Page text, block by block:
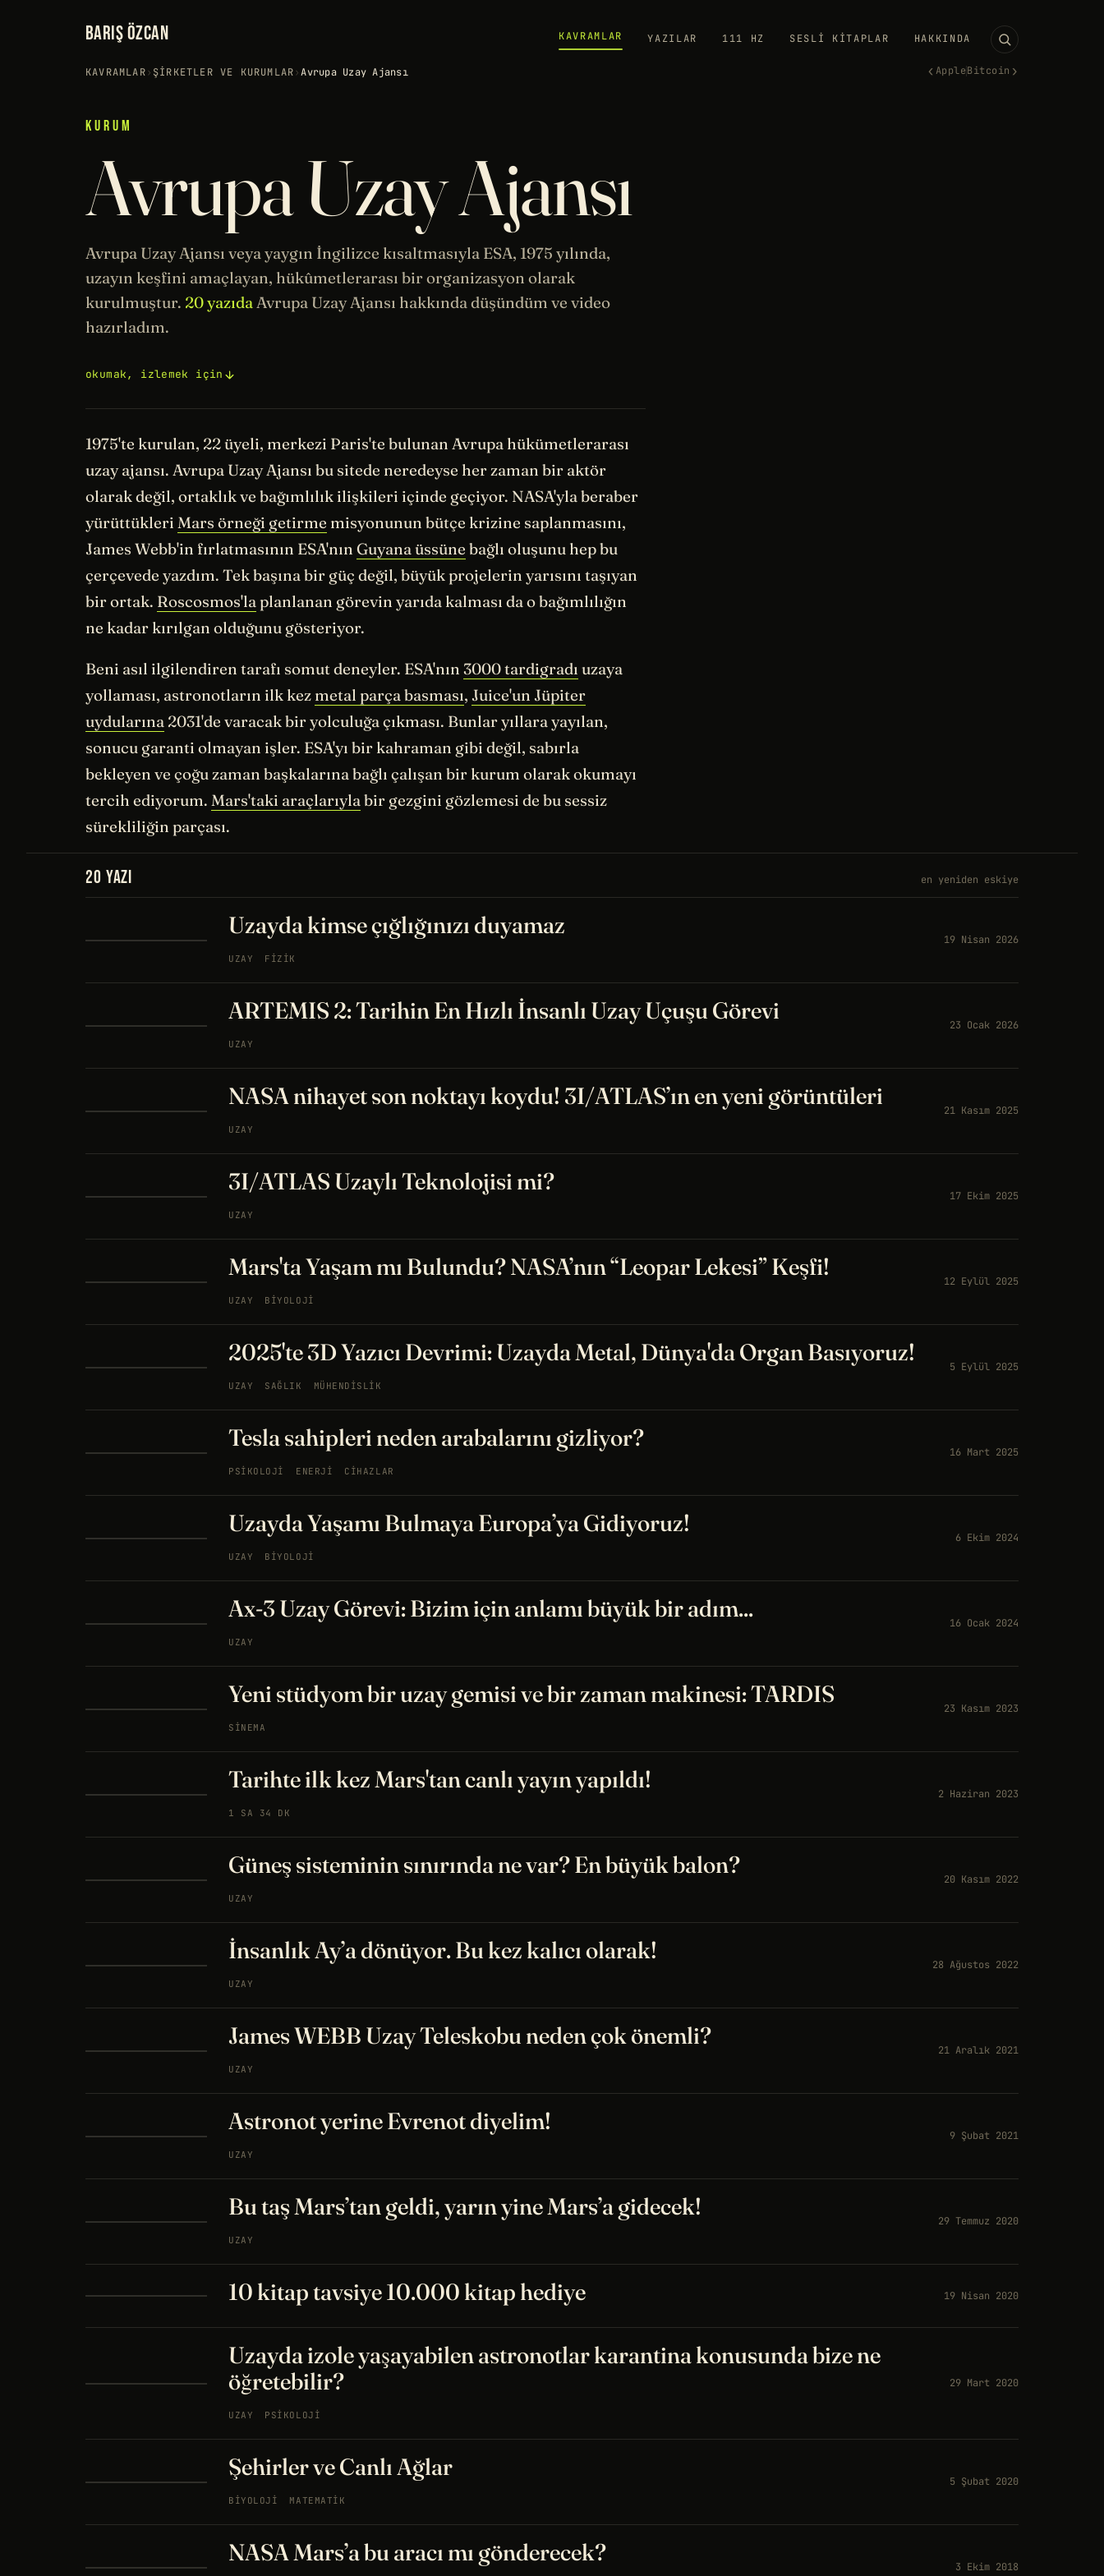
BARIŞ ÖZCAN KAVRAMLAR YAZILAR 111 HZ SESLI KITAPLAR HAKKINDA
KAVRAMLAR› ŞIRKETLER VE KURUMLAR›Avrupa Uzay Ajansı ‹AppleBitcoin ›
KURUM
Avrupa Uzay Ajansı
Avrupa UzayAjansı veya yaygın İngilizce kısaltmasıyla ESA, 1975 yılında,
uzayın keşfini amaçlayan, hükûmetlerarası bir organizasyon olarak
kurulmuştur. 20 yazıdaAvrupa Uzay Ajansı hakkında düşündüm ve video
hazırladım.
okumak, izlemek için
1975'te kurulan, 22 üyeli, merkezi Paris'te bulunan Avrupa hükümetlerarası
uzay ajansı. Avrupa Uzay Ajansı bu sitede neredeyse her zaman bir aktör
olarak değil, ortaklık ve bağımlılık ilişkileri içinde geçiyor. NASA'yla beraber
yürüttükleri Mars örneği getirme misyonunun bütçe krizine saplanmasını,
James Webb'in fırlatmasının ESA'nın Guyana üssüne bağlı oluşunu hep bu
çerçevede yazdım. Tek başına bir güç değil, büyük projelerin yarısını taşıyan
bir ortak. Roscosmos'laplanlanan görevin yarıda kalması da o bağımlılığın
ne kadar kırılgan olduğunu gösteriyor.
Beni asıl ilgilendiren tarafı somut deneyler. ESA'nın 3000 tardigradı uzaya
yollaması, astronotların ilk kez metal parça basması, Juice'un Jüpiter
uydularına 2031'de varacak bir yolculuğa çıkması. Bunlar yıllara yayılan,
sonucu garanti olmayan işler. ESA'yı bir kahraman gibi değil, sabırla
bekleyen ve çoğu zaman başkalarına bağlı çalışan bir kurum olarak okumayı
tercih ediyorum. Mars'taki araçlarıylabir gezgini gözlemesi de bu sessiz
sürekliliğin parçası.
20 YAZI en yeniden eskiye
Uzayda kimse çığlığınızı duyamaz
UZAY FIZIK
19 Nisan 2026
ARTEMIS 2: Tarihin En Hızlı İnsanlı Uzay Uçuşu Görevi
UZAY
23 Ocak 2026
NASA nihayet son noktayı koydu! 3I/ATLAS’ın en yeni görüntüleri
UZAY
21 Kasım 2025
3I/ATLAS Uzaylı Teknolojisi mi?
UZAY
17 Ekim 2025
Mars'ta Yaşam mı Bulundu? NASA’nın “Leopar Lekesi” Keşfi!
UZAY BIYOLOJI
12 Eylül 2025
2025'te 3D Yazıcı Devrimi: Uzayda Metal, Dünya'da Organ Basıyoruz!
UZAY SAĞLIK MÜHENDISLIK
5 Eylül 2025
Tesla sahipleri neden arabalarını gizliyor?
PSIKOLOJI ENERJI CIHAZLAR
16 Mart 2025
Uzayda Yaşamı Bulmaya Europa’ya Gidiyoruz!
UZAY BIYOLOJI
6 Ekim 2024
Ax-3 Uzay Görevi: Bizim için anlamı büyük bir adım...
UZAY
16 Ocak 2024
Yeni stüdyom bir uzay gemisi ve bir zaman makinesi: TARDIS
SINEMA
23 Kasım 2023
Tarihte ilk kez Mars'tan canlı yayın yapıldı!
1 SA 34 DK
2 Haziran 2023
Güneş sisteminin sınırında ne var? En büyük balon?
UZAY
20 Kasım 2022
İnsanlık Ay’a dönüyor. Bu kez kalıcı olarak!
UZAY
28 Ağustos 2022
James WEBB Uzay Teleskobu neden çok önemli?
UZAY
21 Aralık 2021
Astronot yerine Evrenot diyelim!
UZAY
9 Şubat 2021
Bu taş Mars’tan geldi, yarın yine Mars’a gidecek!
UZAY
29 Temmuz 2020
10 kitap tavsiye 10.000 kitap hediye 19 Nisan 2020
Uzayda izole yaşayabilen astronotlar karantina konusunda bize ne
öğretebilir?
UZAY PSIKOLOJI
29 Mart 2020
Şehirler ve Canlı Ağlar
BIYOLOJI MATEMATIK
5 Şubat 2020
NASA Mars’a bu aracı mı gönderecek?
3 Ekim 2018